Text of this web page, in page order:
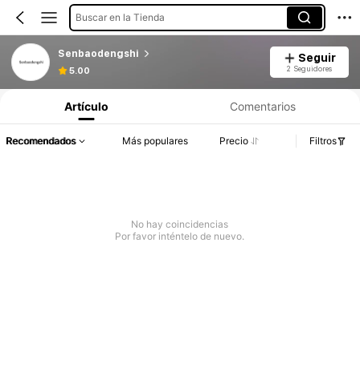
Buscar en la Tienda
Senbaodengshi
5.00
Seguir
2 Seguidores
Artículo Comentarios
Recomendados Más populares Precio Filtros
No hay coincidencias
Por favor inténtelo de nuevo.